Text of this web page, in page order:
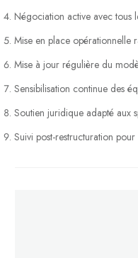
Négociation active avec tous
Mise en place opérationnelle
Mise à jour régulière du
Sensibilisation continue des
Soutien juridique adapté aux
Suivi post-restructuration pour